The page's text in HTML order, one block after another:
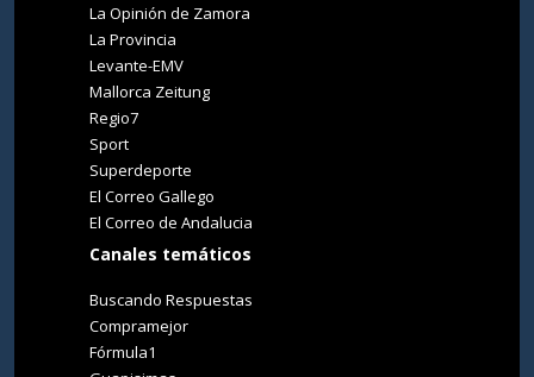
La Opinión de Zamora
La Provincia
Levante-EMV
Mallorca Zeitung
Regio7
Sport
Superdeporte
El Correo Gallego
El Correo de Andalucia
Canales temáticos
Buscando Respuestas
Compramejor
Fórmula1